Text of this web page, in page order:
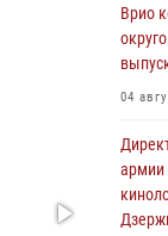
Иван
армии
07
07
Врио
04
армии